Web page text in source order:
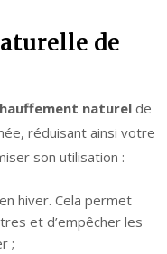
de
naturel de
réduisant ainsi votre
son utilisation :
hiver. Cela permet
et d’empêcher les
;